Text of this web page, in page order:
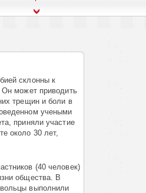
склонны к
Он может приводить
трещин и боли в
учеными
приняли участие
около 30 лет,
(40 человек)
общества. В
выполнили